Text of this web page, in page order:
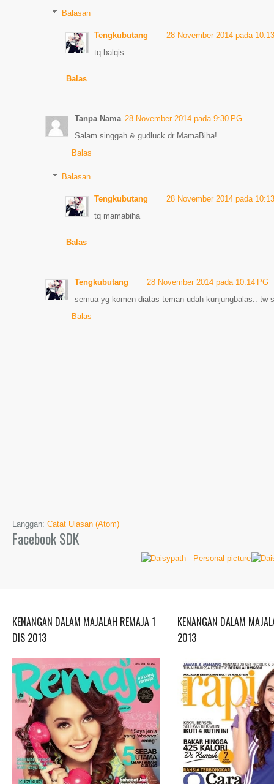
Balasan
Tengkubutang
28 November 2014 pada
tq balqis
Balas
Tanpa Nama 28 November 2014 pada 9:30 PG
Salam singgah & gudluck dr MamaBiha!
Balas
Balasan
Tengkubutang
28 November 2014 pada
tq mamabiha
Balas
Tengkubutang
28 November 2014 pada 10:14 PG
semua yg komen diatas teman udah kunjungbalas.. tw
Balas
Langgan: Catat Ulasan (Atom)
Facebook SDK
KENANGAN DALAM MAJALAH REMAJA 1
DIS 2013
KENANGAN DALAM
2013